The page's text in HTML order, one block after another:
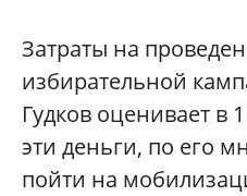
Затраты на
избирательной
Гудков оценивает в
эти деньги, по его
пойти на